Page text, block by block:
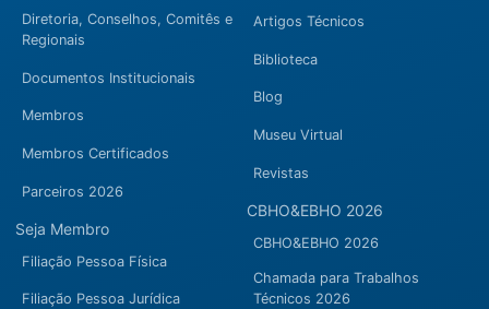
Diretoria, Conselhos, Comitês e
Regionais
Documentos Institucionais
Membros
Membros Certificados
Parceiros 2026
Seja Membro
Filiação Pessoa Física
Filiação Pessoa Jurídica
Artigos Técnicos
Biblioteca
Blog
Museu Virtual
Revistas
CBHO&EBHO 2026
CBHO&EBHO 2026
Chamada para Trabalhos
Técnicos 2026